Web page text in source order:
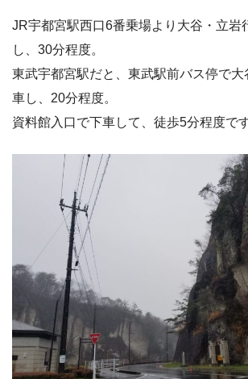
JR宇都宮駅西口6番乗場より大谷・立岩
し、30分程度。
東武宇都宮駅だと、東武駅前バス停で
車し、20分程度。
資料館入口で下車して、徒歩5分程度です